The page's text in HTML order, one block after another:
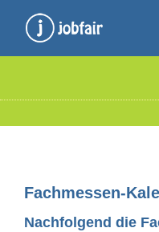
Fachmessen-
Nachfolgend die